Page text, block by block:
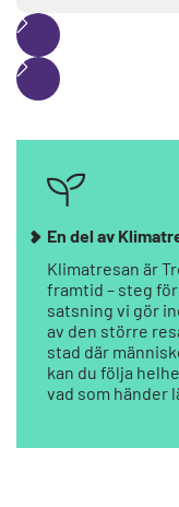
En del av
Klimatresan är
framtid – steg
satsning vi gör
av den större
stad där
kan du följa
vad som händer